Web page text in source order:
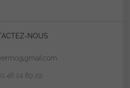
NOUS
48 24 89 29